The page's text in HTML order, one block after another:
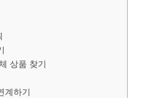
상품 찾기
계하기